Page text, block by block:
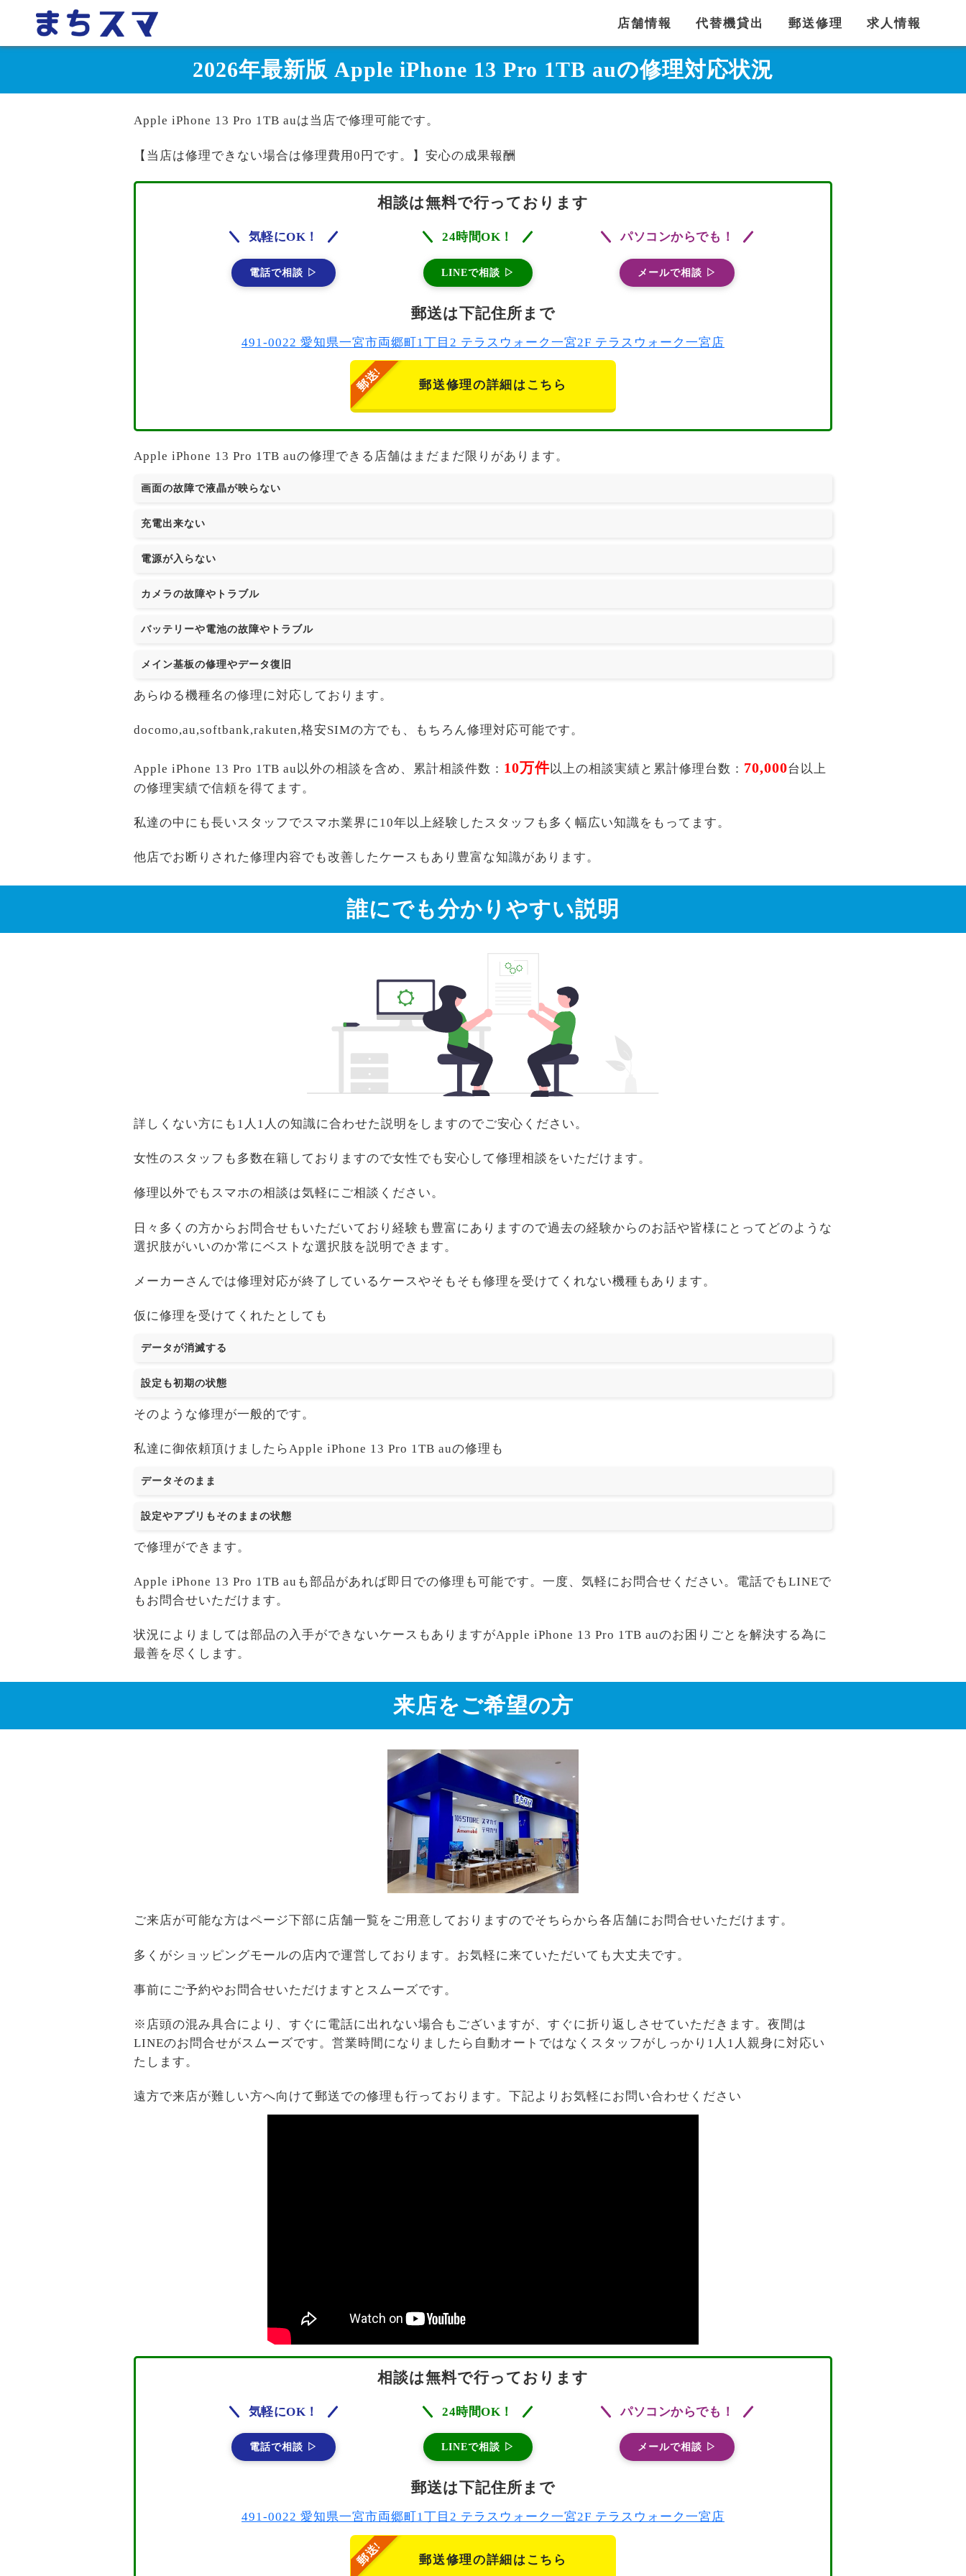
店舗情報 代替機貸出 郵送修理 求人情報
2026年最新版 Apple iPhone 13 Pro 1TB auの修理対応状況
Apple iPhone 13 Pro 1TB auは当店で修理可能です。
【当店は修理できない場合は修理費用0円です。】安心の成果報酬
相談は無料で行っております
気軽にOK！
電話で相談 ▷
24時間OK！
LINEで相談 ▷
パソコンからでも！
メールで相談 ▷
郵送は下記住所まで
491-0022 愛知県一宮市両郷町1丁目2 テラスウォーク一宮2F テラスウォーク一宮店
郵送修理の詳細はこちら
Apple iPhone 13 Pro 1TB auの修理できる店舗はまだまだ限りがあります。
画面の故障で液晶が映らない
充電出来ない
電源が入らない
カメラの故障やトラブル
バッテリーや電池の故障やトラブル
メイン基板の修理やデータ復旧
あらゆる機種名の修理に対応しております。
docomo,au,softbank,rakuten,格安SIMの方でも、もちろん修理対応可能です。
Apple iPhone 13 Pro 1TB au以外の相談を含め、累計相談件数： 10万件以上の相談実績と累計修理台数： 70,000台以上
の修理実績で信頼を得てます。
私達の中にも長いスタッフでスマホ業界に10年以上経験したスタッフも多く幅広い知識をもってます。
他店でお断りされた修理内容でも改善したケースもあり豊富な知識があります。
誰にでも分かりやすい説明
詳しくない方にも1人1人の知識に合わせた説明をしますのでご安心ください。
女性のスタッフも多数在籍しておりますので女性でも安心して修理相談をいただけます。
修理以外でもスマホの相談は気軽にご相談ください。
日々多くの方からお問合せもいただいており経験も豊富にありますので過去の経験からのお話や皆様にとってどのような
選択肢がいいのか常にベストな選択肢を説明できます。
メーカーさんでは修理対応が終了しているケースやそもそも修理を受けてくれない機種もあります。
仮に修理を受けてくれたとしても
データが消滅する
設定も初期の状態
そのような修理が一般的です。
私達に御依頼頂けましたらApple iPhone 13 Pro 1TB auの修理も
データそのまま
設定やアプリもそのままの状態
で修理ができます。
Apple iPhone 13 Pro 1TB auも部品があれば即日での修理も可能です。一度、気軽にお問合せください。電話でもLINEで
もお問合せいただけます。
状況によりましては部品の入手ができないケースもありますがApple iPhone 13 Pro 1TB auのお困りごとを解決する為に
最善を尽くします。
来店をご希望の方
ご来店が可能な方はページ下部に店舗一覧をご用意しておりますのでそちらから各店舗にお問合せいただけます。
多くがショッピングモールの店内で運営しております。お気軽に来ていただいても大丈夫です。
事前にご予約やお問合せいただけますとスムーズです。
※店頭の混み具合により、すぐに電話に出れない場合もございますが、すぐに折り返しさせていただきます。夜間は
LINEのお問合せがスムーズです。営業時間になりましたら自動オートではなくスタッフがしっかり1人1人親身に対応い
たします。
遠方で来店が難しい方へ向けて郵送での修理も行っております。下記よりお気軽にお問い合わせください
相談は無料で行っております
気軽にOK！
電話で相談 ▷
24時間OK！
LINEで相談 ▷
パソコンからでも！
メールで相談 ▷
郵送は下記住所まで
491-0022 愛知県一宮市両郷町1丁目2 テラスウォーク一宮2F テラスウォーク一宮店
郵送修理の詳細はこちら